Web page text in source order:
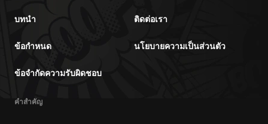
บทนำ ติดต่อเรา
ข้อกำหนด นโยบายความเป็นส่วนตัว
ข้อจำกัดความรับผิดชอบ
คำสำคัญ